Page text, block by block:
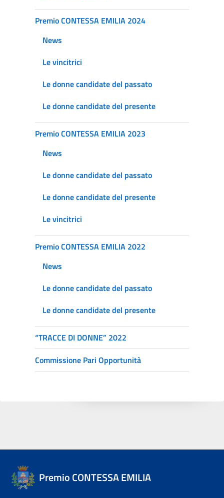
Premio CONTESSA EMILIA 2024
News
Le vincitrici
Le donne candidate del passato
Le donne candidate del presente
Premio CONTESSA EMILIA 2023
News
Le donne candidate del passato
Le donne candidate del presente
Le vincitrici
Premio CONTESSA EMILIA 2022
News
Le donne candidate del passato
Le donne candidate del presente
“TRACCE DI DONNE” 2022
Commissione Pari Opportunità
Premio CONTESSA EMILIA